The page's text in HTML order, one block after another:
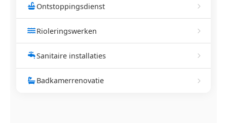
Ontstoppingsdienst
Rioleringswerken
Sanitaire installaties
Badkamerrenovatie